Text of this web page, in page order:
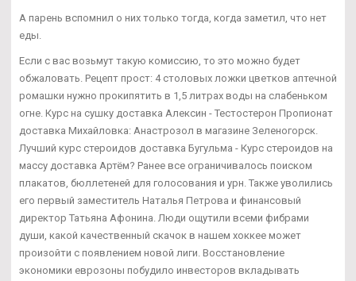
А парень вспомнил о них только тогда, когда заметил, что нет
еды.
Если с вас возьмут такую комиссию, то это можно будет
обжаловать. Рецепт прост: 4 столовых ложки цветков аптечной
ромашки нужно прокипятить в 1,5 литрах воды на слабеньком
огне. Курс на сушку доставка Алексин - Тестостерон Пропионат
доставка Михайловка: Анастрозол в магазине Зеленогорск.
Лучший курс стероидов доставка Бугульма - Курс стероидов на
массу доставка Артём? Ранее все ограничивалось поиском
плакатов, бюллетеней для голосования и урн. Также уволились
его первый заместитель Наталья Петрова и финансовый
директор Татьяна Афонина. Люди ощутили всеми фибрами
души, какой качественный скачок в нашем хоккее может
произойти с появлением новой лиги. Восстановление
экономики еврозоны побудило инвесторов вкладывать